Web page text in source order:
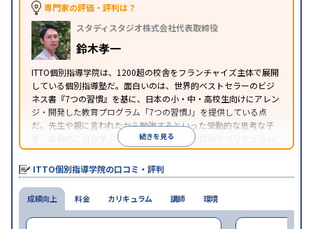
専門家の評価・評判は？
スタディスタジオ株式会社代表取締役
鈴木孝一
ITTO個別指導学院は、1200超の校舎をフランチャイズ主体で展開
している個別指導塾だ。面白いのは、世界的ベストセラーのビジ
ネス書『7つの習慣』を基に、日本の小・中・高校生向けにアレン
ジ・開発した教育プログラム「7つの習慣J」を提供している点
だ。先生や親に言われたから勉強するといった受動的な思考な子
を、能動的に自ら学ぶ子に育てていくことを目指すカリキュラム
である。個別指導の授業とは別に、集団授業形式の特別講座とし
て別料金で提供されるので、単なる成績アップ以上の、子どもの
心の成長を求める家庭にオススメだ。
続きを見る
ITTO個別指導学院の口コミ・評判
成績向上 料金 カリキュラム 講師 環境